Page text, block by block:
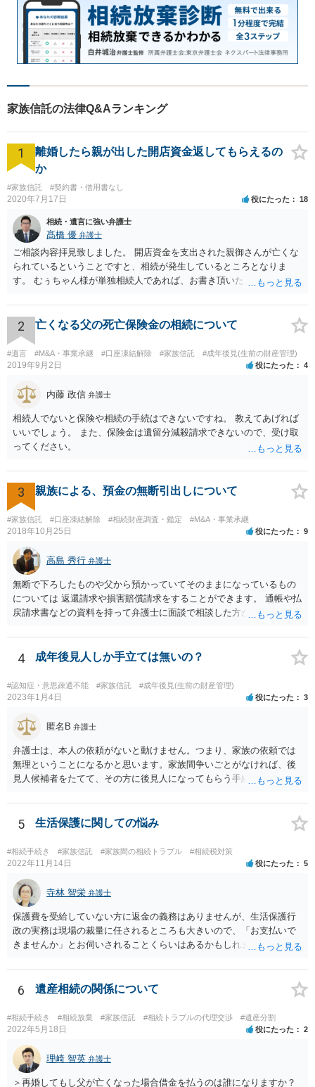
家族信託の法律Q&Aランキング
1
離婚したら親が出した開店資金返してもらえるの
か
#家族信託 #契約書・借用書なし
2020年7月17日 役にたった 18
相続・遺言に強い弁護士
髙橋 優 弁護士
ご相談内容拝見致しました。 開店資金を支出された親御さんが亡くな
られているということですと、相続が発生しているところとなりま
す。 むぅちゃん様が単独相続人であれば、お書き頂いたような方法で
相続人おられるということであれば、他の相続人との協議が必要とな
るところです。 また、当該点とは別にご主人から貸付ではなく贈与で
あると主張される可能性がございます。 その場合には、貸付であるこ
とを伺わせる事情をどれだけ積み重ねることが出来るか、というとこ
ろとなります。 返済の事実や、返済を約束するメール等です。 金額の
おく方が宜しいかと思います。 緊急という訳ではないかと思います
目に弁護士を入れられることを御検討頂くと良いかと思います。
2 亡くなる父の死亡保険金の相続について
#遺言 #M&A・事業承継 #口座凍結解除 #家族信託 #成年後見(生前の財産管理)
2019年9月2日 役にたった 4
内藤 政信 弁護士
相続人でないと保険や相続の手続はできないですね。 教えてあげれば
いいでしょう。 また、保険金は遺留分減殺請求できないので、受け取
ってください。
3 親族による、預金の無断引出しについて
#家族信託 #口座凍結解除 #相続財産調査・鑑定 #M&A・事業承継
2018年10月25日 役にたった 9
高島 秀行 弁護士
無断で下ろしたものや父から預かっていてそのままになっているもの
については 返還請求や損害賠償請求をすることができます。 通帳や払
戻請求書などの資料を持って弁護士に面談で相談した方がよいと思い
4 成年後見人しか手立ては無いの？
#認知症・意思疎通不能 #家族信託 #成年後見(生前の財産管理)
2023年1月4日 役にたった 3
匿名B 弁護士
弁護士は、本人の依頼がないと動けません。つまり、家族の依頼では
無理ということになるかと思います。家族間争いごとがなければ、後
見人候補者をたてて、その方に後見人になってもらう手続をすすめた
5 生活保護に関しての悩み
#相続手続き #家族信託 #家族間の相続トラブル #相続税対策
2022年11月14日 役にたった 5
寺林 智栄 弁護士
保護費を受給していない方に返金の義務はありませんが、生活保護行
政の実務は現場の裁量に任されるところも大きいので、「お支払いで
きませんか」とお伺いされることくらいはあるかもしれません。 通報
考えてご判断いただくのが良いと思います。
6 遺産相続の関係について
#相続手続き #相続放棄 #家族信託 #相続トラブルの代理交渉 #遺産分割
2022年5月18日 役にたった 2
理崎 智英 弁護士
＞再婚してもし父が亡くなった場合借金を払うのは誰になりますか？